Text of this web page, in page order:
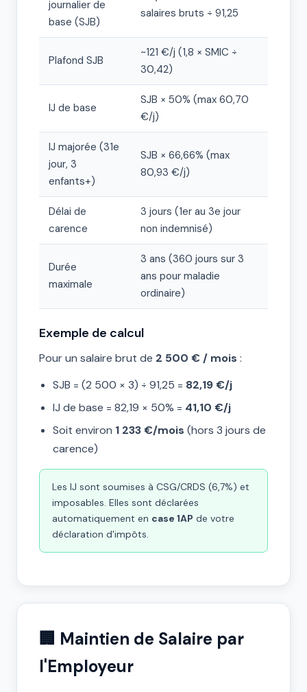
journalier de
base (SJB)
salaires bruts ÷ 91,25
Plafond SJB
~121 €/j (1,8 × SMIC ÷
30,42)
IJ de base
SJB × 50% (max 60,70
€/j)
IJ majorée (31e
jour, 3
enfants+)
SJB × 66,66% (max
80,93 €/j)
Délai de
carence
3 jours (1er au 3e jour
non indemnisé)
Durée
maximale
3 ans (360 jours sur 3
ans pour maladie
ordinaire)
Exemple de calcul
Pour un salaire brut de 2 500 € / mois :
SJB = (2 500 × 3) ÷ 91,25 = 82,19 €/j
IJ de base = 82,19 × 50% = 41,10 €/j
Soit environ 1 233 €/mois (hors 3 jours de
carence)
Les IJ sont soumises à CSG/CRDS (6,7%) et
imposables. Elles sont déclarées
automatiquement en case 1AP de votre
déclaration d'impôts.
🏢 Maintien de Salaire par
l'Employeur